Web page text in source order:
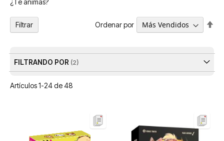
¿Te animas?
Artículos1-24de48
Ordenar por
Filtrar
FILTRANDO POR